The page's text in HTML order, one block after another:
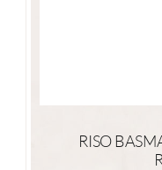
RISO